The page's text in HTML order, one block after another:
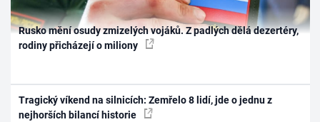
Rusko mění osudy zmizelých vojáků. Z padlých dělá dezertéry,
rodiny přicházejí o miliony
Tragický víkend na silnicích: Zemřelo 8 lidí, jde o jednu z
nejhorších bilancí historie